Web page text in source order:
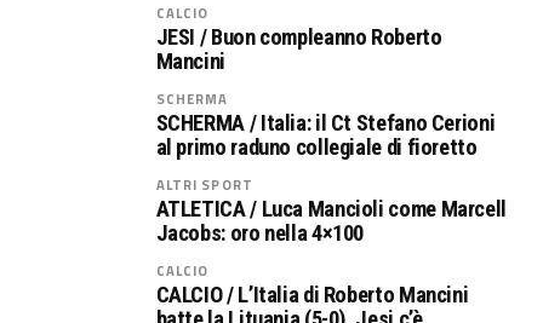
CALCIO
JESI / Buon compleanno Roberto
Mancini
SCHERMA
SCHERMA / Italia: il Ct Stefano Cerioni
al primo raduno collegiale di fioretto
ALTRI SPORT
ATLETICA / Luca Mancioli come Marcell
Jacobs: oro nella 4×100
CALCIO
CALCIO / L’Italia di Roberto Mancini